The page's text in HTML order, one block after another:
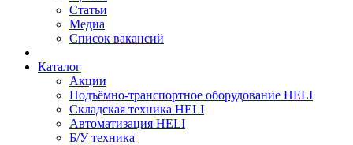
Статьи
Медиа
Список вакансий
Каталог
Акции
Подъёмно-транспортное оборудование HELI
Складская техника HELI
Автоматизация HELI
Б/У техника